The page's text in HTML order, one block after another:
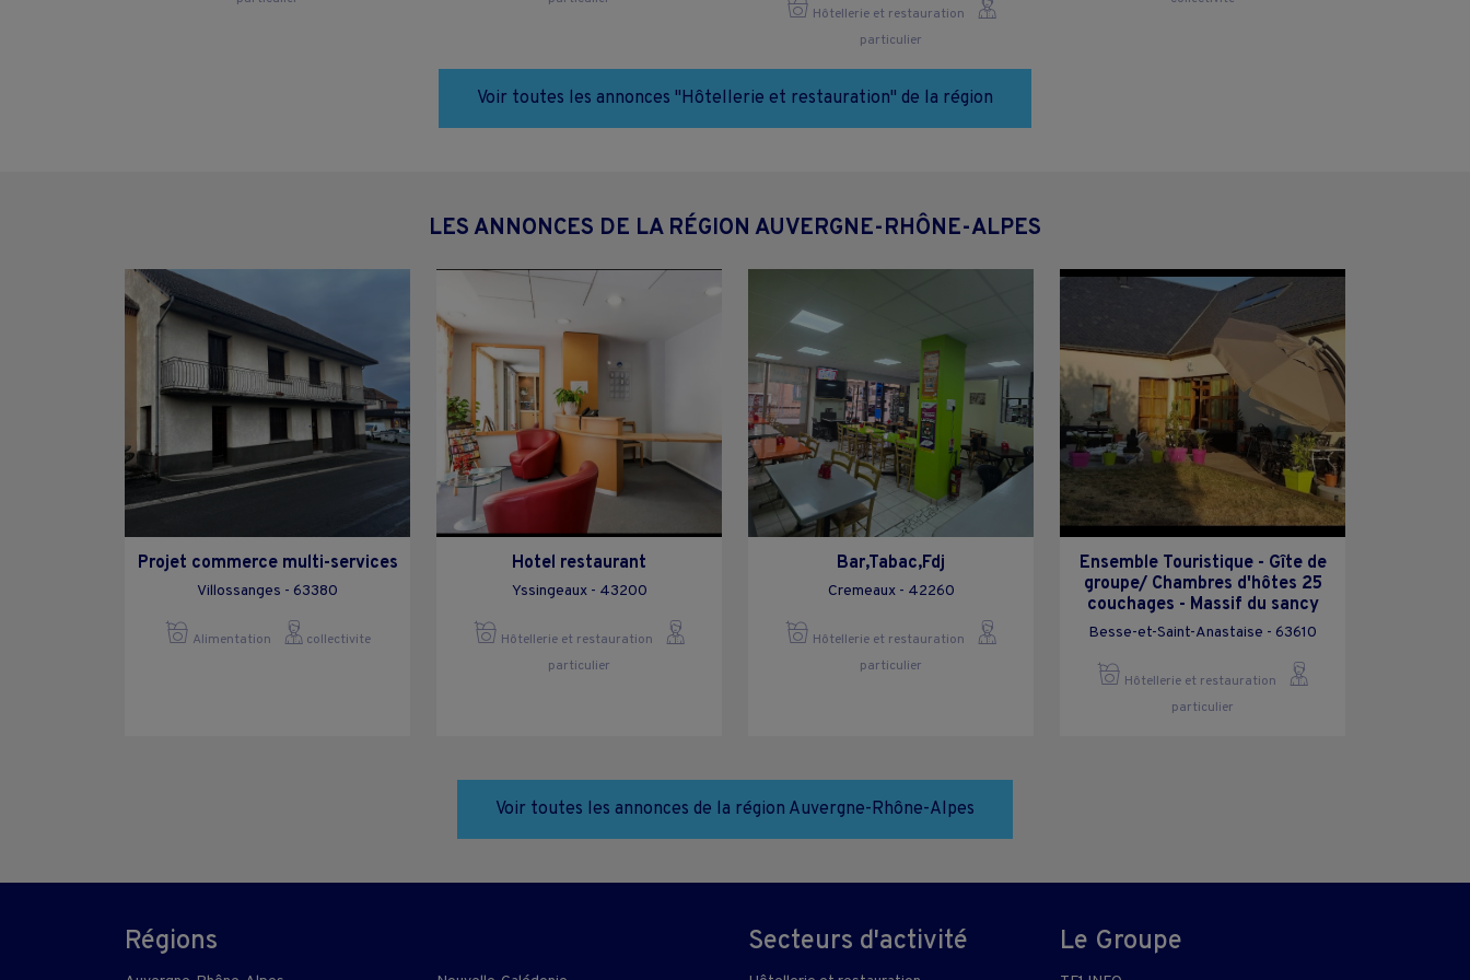
Hôtellerie et restauration
particulier
Voir toutes les annonces "Hôtellerie et restauration" de la région
LES ANNONCES DE LA RÉGION AUVERGNE-RHÔNE-ALPES
Projet commerce multi-services
Villossanges - 63380
Alimentation collectivite
Hotel restaurant
Yssingeaux - 43200
Hôtellerie et restauration
particulier
Bar,Tabac,Fdj
Cremeaux - 42260
Hôtellerie et restauration
particulier
Ensemble Touristique - Gîte de
groupe/ Chambres d'hôtes 25
couchages - Massif du sancy
Besse-et-Saint-Anastaise - 63610
Hôtellerie et restauration
particulier
Voir toutes les annonces de la région Auvergne-Rhône-Alpes
Régions Secteurs d'activité Le Groupe